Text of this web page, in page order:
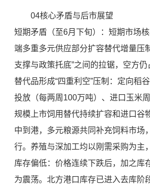
04核心矛盾与后市展望
短期矛盾（至6月下旬）：短期市场
端多重多元供应部分扩容替代增量压
支撑与政策托底”之间的拉锯，空方仍
替代品形成“四重利空”压制：定向稻
投放（每两周100万吨）、进口玉米
规模上市饲用替代持续扩容和进口谷
中到港，多元粮源共同补充饲料市场
行。养殖与深加工均以刚需采购为主
库存偏低：价格连续下跌后，加之库
为震荡。北方港口库存已进入去库阶